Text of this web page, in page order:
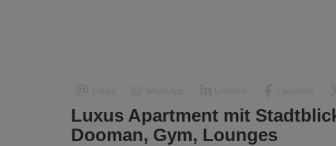
Luxus Apartment mit
Dooman, Gym, Lounges